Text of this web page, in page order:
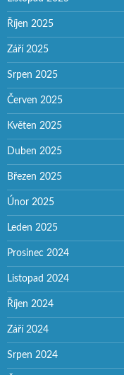
Říjen 2025
Září 2025
Srpen 2025
Červen 2025
Květen 2025
Duben 2025
Březen 2025
Únor 2025
Leden 2025
Prosinec 2024
Listopad 2024
Říjen 2024
Září 2024
Srpen 2024